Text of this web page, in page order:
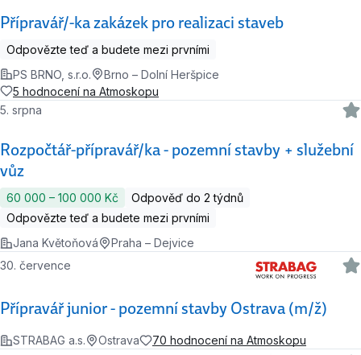
Přípravář/-ka zakázek pro realizaci staveb
Odpovězte teď a budete mezi prvními
PS BRNO, s.r.o.
Brno – Dolní Heršpice
5 hodnocení na Atmoskopu
Rozpočtář-přípravář/ka - pozemní stavby + služební
vůz
5. srpna
60 000 ‍–‍ 100 000 Kč
Odpověď do 2 týdnů
Odpovězte teď a budete mezi prvními
Jana Květoňová
Praha – Dejvice
Přípravář junior - pozemní stavby Ostrava (m/ž)
30. července
STRABAG a.s. Ostrava 70 hodnocení na Atmoskopu